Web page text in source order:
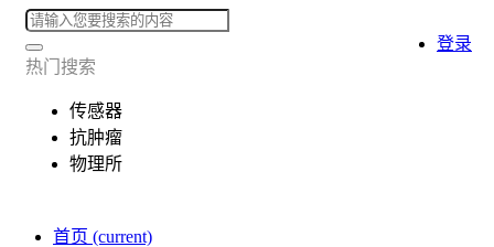
热门搜索
传感器
抗肿瘤
物理所
首页 (current)
登录